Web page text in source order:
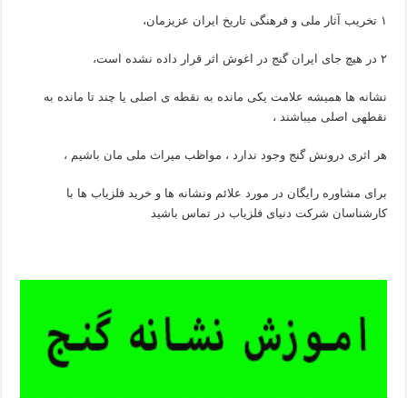
۱ تخریب آثار ملی و فرهنگی تاریخ ایران عزیزمان،
۲ در هیچ جای ایران گنج در اغوش اثر قرار داده نشده است،
نشانه ها همیشه علامت یکی مانده به نقطه ی اصلی یا چند تا مانده به
نقطهی اصلی میباشند ،
هر اثری درونش گنج وجود ندارد ، مواظب میراث ملی مان باشیم ،
برای مشاوره رایگان در مورد علائم ونشانه ها و خرید فلزیاب ها با
کارشناسان شرکت دنیای فلزیاب در تماس باشید